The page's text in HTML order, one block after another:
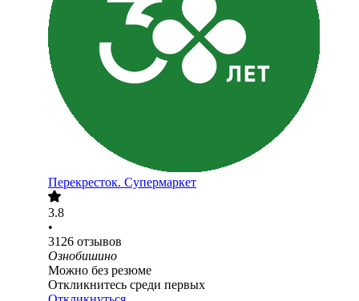
Перекресток. Супермаркет
3.8
•
3126 отзывов
Ознобишино
Можно без резюме
Откликнитесь среди первых